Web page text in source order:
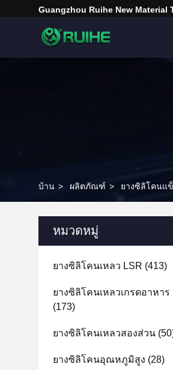
Guangzhou Ruihe New Material
บ้าน > ผลิตภัณฑ์ > ยางซิลิโคนแ
หมวดหมู่
ยางซิลิโคนเหลว LSR (413)
ยางซิลิโคนเหลวเกรดอาหาร
(173)
ยางซิลิโคนเหลวสองส่วน
ยางซิลิโคนอุณหภูมิสูง (28)